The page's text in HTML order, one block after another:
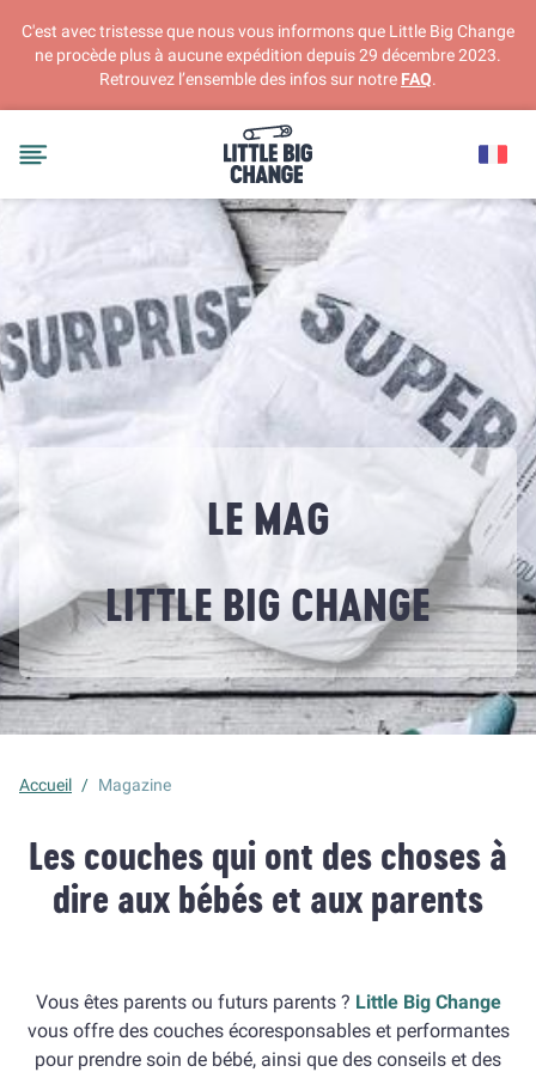
C'est avec tristesse que nous vous informons que Little Big Change
ne procède plus à aucune expédition depuis 29 décembre 2023.
Retrouvez l’ensemble des infos sur notre FAQ.
LE MAG
LITTLE BIG CHANGE
Accueil / Magazine
Les couches qui ont des choses à
dire aux bébés et aux parents
Vous êtes parents ou futurs parents ? Little Big Change
vous offre des couches écoresponsables et performantes
pour prendre soin de bébé, ainsi que des conseils et des